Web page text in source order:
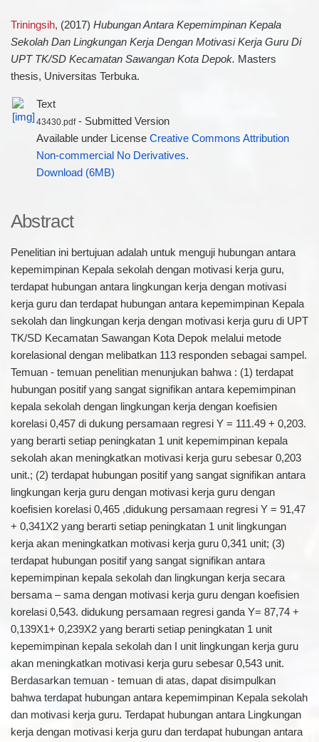
Triningsih, (2017) Hubungan Antara Kepemimpinan Kepala
Sekolah Dan Lingkungan Kerja Dengan Motivasi Kerja Guru Di
UPT TK/SD Kecamatan Sawangan Kota Depok. Masters
thesis, Universitas Terbuka.
Text
43430.pdf- Submitted Version
Available under License Creative Commons Attribution
Non-commercial No Derivatives.
Download (6MB)
Abstract
Penelitian ini bertujuan adalah untuk menguji hubungan antara
kepemimpinan Kepala sekolah dengan motivasi kerja guru,
terdapat hubungan antara lingkungan kerja dengan motivasi
kerja guru dan terdapat hubungan antara kepemimpinan Kepala
sekolah dan lingkungan kerja dengan motivasi kerja guru di UPT
TK/SD Kecamatan Sawangan Kota Depok melalui metode
korelasional dengan melibatkan 113 responden sebagai sampel.
Temuan - temuan penelitian menunjukan bahwa : (1) terdapat
hubungan positif yang sangat signifikan antara kepemimpinan
kepala sekolah dengan lingkungan kerja dengan koefisien
korelasi 0,457 di dukung persamaan regresi Y = 111.49 + 0,203.
yang berarti setiap peningkatan 1 unit kepemimpinan kepala
sekolah akan meningkatkan motivasi kerja guru sebesar 0,203
unit.; (2) terdapat hubungan positif yang sangat signifikan antara
lingkungan kerja guru dengan motivasi kerja guru dengan
koefisien korelasi 0,465 ,didukung persamaan regresi Y = 91,47
+ 0,341X2 yang berarti setiap peningkatan 1 unit lingkungan
kerja akan meningkatkan motivasi kerja guru 0,341 unit; (3)
terdapat hubungan positif yang sangat signifikan antara
kepemimpinan kepala sekolah dan lingkungan kerja secara
bersama – sama dengan motivasi kerja guru dengan koefisien
korelasi 0,543. didukung persamaan regresi ganda Y= 87,74 +
0,139X1+ 0,239X2 yang berarti setiap peningkatan 1 unit
kepemimpinan kepala sekolah dan I unit lingkungan kerja guru
akan meningkatkan motivasi kerja guru sebesar 0,543 unit.
Berdasarkan temuan - temuan di atas, dapat disimpulkan
bahwa terdapat hubungan antara kepemimpinan Kepala sekolah
dan motivasi kerja guru. Terdapat hubungan antara Lingkungan
kerja dengan motivasi kerja guru dan terdapat hubungan antara